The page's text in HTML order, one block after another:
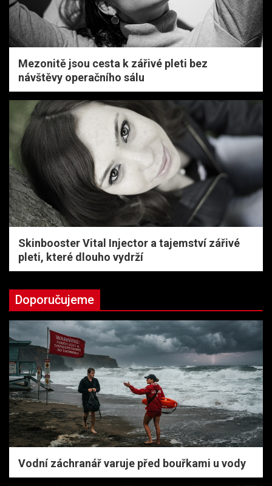
Mezonitě jsou cesta k zářivé pleti bez
návštěvy operačního sálu
Skinbooster Vital Injector a tajemství zářivé
pleti, které dlouho vydrží
Doporučujeme
Vodní záchranář varuje před bouřkami u vody